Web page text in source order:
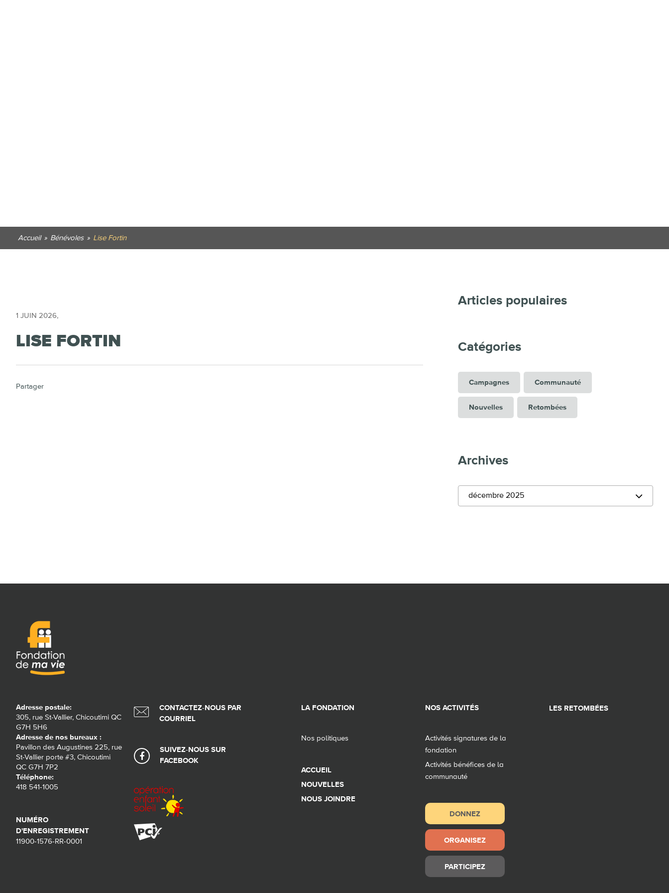
Accueil » Bénévoles » Lise Fortin
1 JUIN 2026,
LISE FORTIN
Partager
Articles populaires
Catégories
Campagnes Communauté
Nouvelles Retombées
Archives
décembre 2025
Adresse postale:
305, rue St-Vallier, Chicoutimi QC
G7H 5H6
Adresse de nos bureaux :
Pavillon des Augustines 225, rue
St-Vallier porte #3, Chicoutimi
QC G7H 7P2
Téléphone:
418 541-1005
NUMÉRO
D'ENREGISTREMENT
11900-1576-RR-0001
CONTACTEZ-NOUS PAR
COURRIEL
SUIVEZ-NOUS SUR
FACEBOOK
LA FONDATION
Nos politiques
ACCUEIL
NOUVELLES
NOUS JOINDRE
NOS ACTIVITÉS
Activités signatures de la
fondation
Activités bénéfices de la
communauté
DONNEZ
ORGANISEZ
PARTICIPEZ
LES RETOMBÉES